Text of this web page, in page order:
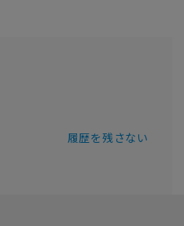
履歴を残さない